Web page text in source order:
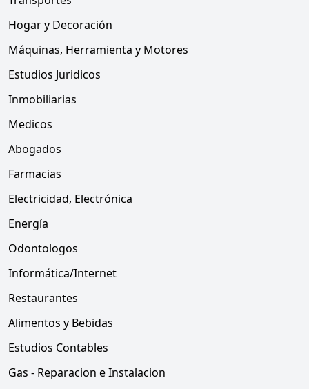
Hogar y Decoración
Máquinas, Herramienta y Motores
Estudios Juridicos
Inmobiliarias
Medicos
Abogados
Farmacias
Electricidad, Electrónica
Energía
Odontologos
Informática/Internet
Restaurantes
Alimentos y Bebidas
Estudios Contables
Gas - Reparacion e Instalacion